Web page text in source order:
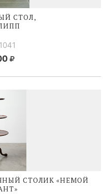
СТОЛ,
СТОЛИК «НЕМОЙ